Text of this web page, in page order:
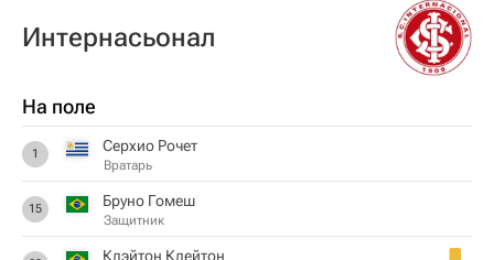
Интернасьонал
На поле
1 Серхио Рочет
Вратарь
15 Бруно Гомеш
Защитник
Клэйтон Клейтон